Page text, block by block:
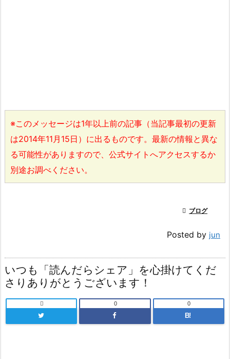
※このメッセージは1年以上前の記事（当記事最初の更新
は2014年11月15日）に出るものです。最新の情報と異な
る可能性がありますので、公式サイトへアクセスするか
別途お調べください。
 ブログ
Posted by jun
いつも「読んだらシェア」を心掛けてくだ
さりありがとうございます！
 0
B!
0